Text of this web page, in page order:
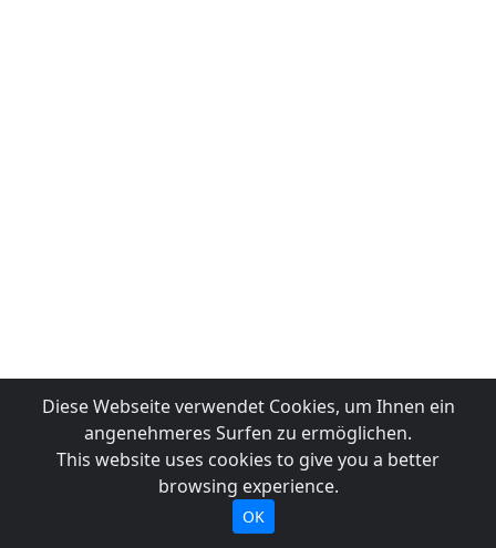
Diese Webseite verwendet Cookies, um Ihnen ein
angenehmeres Surfen zu ermöglichen.
This website uses cookies to give you a better
browsing experience.
OK